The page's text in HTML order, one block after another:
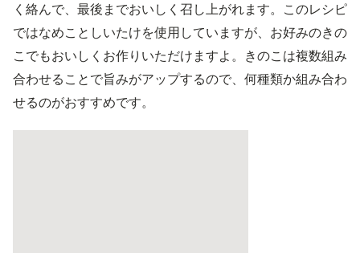
く絡んで、最後までおいしく召し上がれます。このレシピ
ではなめことしいたけを使用していますが、お好みのきの
こでもおいしくお作りいただけますよ。きのこは複数組み
合わせることで旨みがアップするので、何種類か組み合わ
せるのがおすすめです。